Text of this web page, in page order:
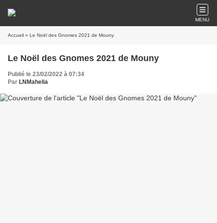
MENU
Accueil » Le Noël des Gnomes 2021 de Mouny
Le Noël des Gnomes 2021 de Mouny
Publié le 23/02/2022 à 07:34
Par LNMahelia